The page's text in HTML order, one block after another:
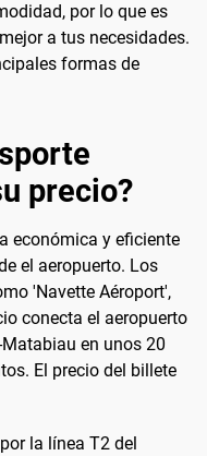
por lo que es
a tus necesidades.
formas de
precio?
económica y eficiente
el aeropuerto. Los
'Navette Aéroport',
conecta el aeropuerto
en unos 20
El precio del billete
la línea T2 del